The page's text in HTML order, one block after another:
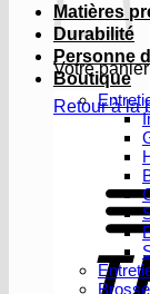
Votre
Retour à la
Matières
Durabilité
Personne
Boutique